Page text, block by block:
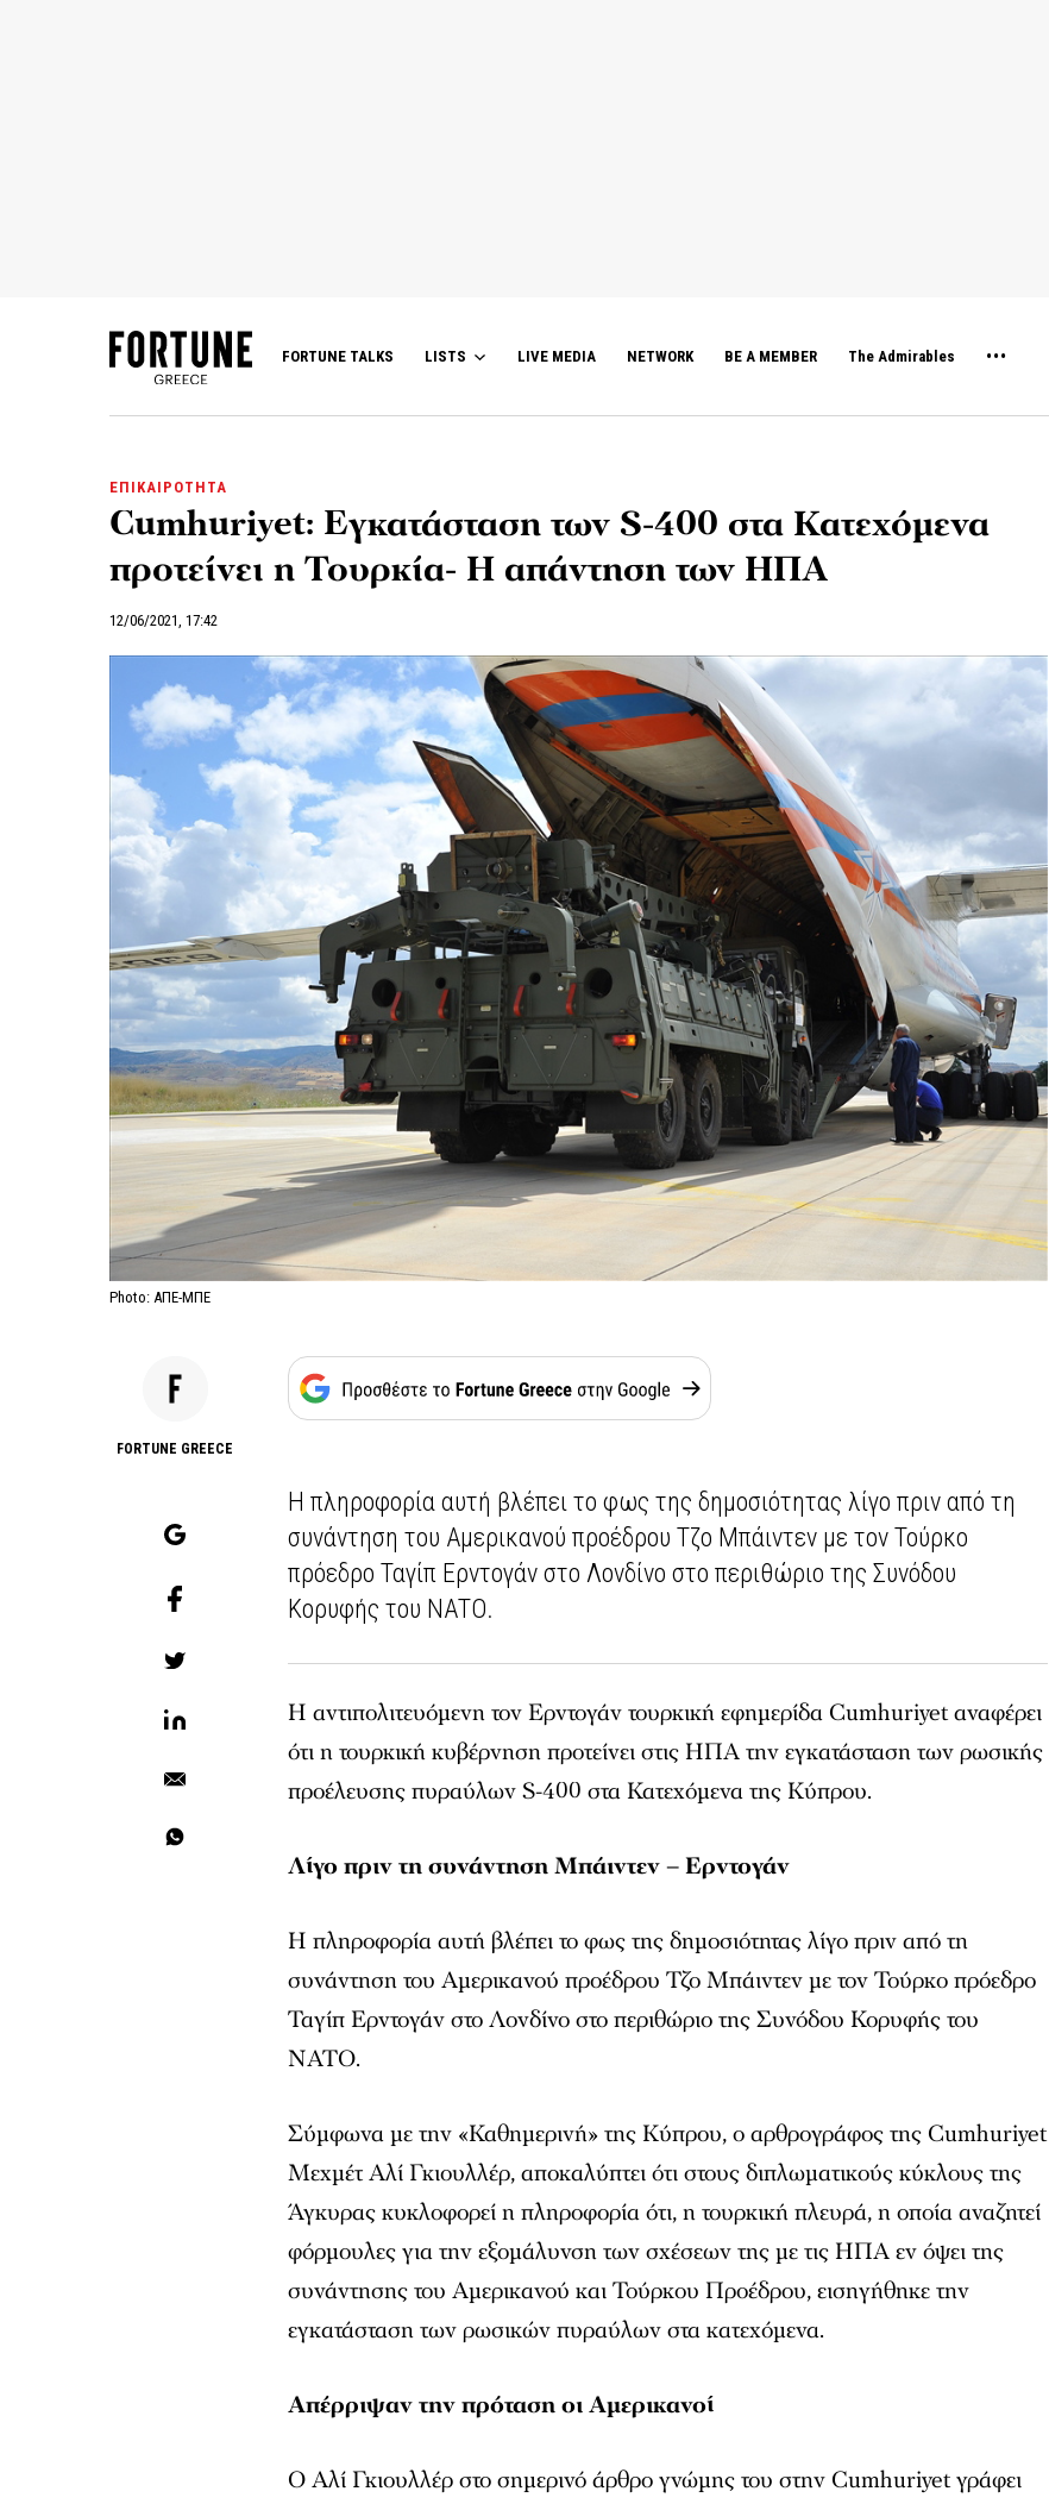
FORTUNE TALKS LISTS LIVE MEDIA NETWORK BE A MEMBER The Admirables
ΕΠΙΚΑΙΡΟΤΗΤΑ
Cumhuriyet: Εγκατάσταση των S-400 στα Κατεχόμενα
προτείνει η Τουρκία- Η απάντηση των ΗΠΑ
12/06/2021, 17:42
Photo: ΑΠΕ-ΜΠΕ
FORTUNE GREECE
Η πληροφορία αυτή βλέπει το φως της δημοσιότητας λίγο πριν από τη
συνάντηση του Αμερικανού προέδρου Τζο Μπάιντεν με τον Τούρκο
πρόεδρο Ταγίπ Ερντογάν στο Λονδίνο στο περιθώριο της Συνόδου
Κορυφής του ΝΑΤΟ.
Η αντιπολιτευόμενη τον Ερντογάν τουρκική εφημερίδα Cumhuriyet αναφέρει
ότι η τουρκική κυβέρνηση προτείνει στις ΗΠΑ την εγκατάσταση των ρωσικής
προέλευσης πυραύλων S-400 στα Κατεχόμενα της Κύπρου.
Λίγο πριν τη συνάντηση Μπάιντεν – Ερντογάν
Η πληροφορία αυτή βλέπει το φως της δημοσιότητας λίγο πριν από τη
συνάντηση του Αμερικανού προέδρου Τζο Μπάιντεν με τον Τούρκο πρόεδρο
Ταγίπ Ερντογάν στο Λονδίνο στο περιθώριο της Συνόδου Κορυφής του
ΝΑΤΟ.
Σύμφωνα με την «Καθημερινή» της Κύπρου, ο αρθρογράφος της Cumhuriyet
Μεχμέτ Αλί Γκιουλλέρ, αποκαλύπτει ότι στους διπλωματικούς κύκλους της
Άγκυρας κυκλοφορεί η πληροφορία ότι, η τουρκική πλευρά, η οποία αναζητεί
φόρμουλες για την εξομάλυνση των σχέσεων της με τις ΗΠΑ εν όψει της
συνάντησης του Αμερικανού και Τούρκου Προέδρου, εισηγήθηκε την
εγκατάσταση των ρωσικών πυραύλων στα κατεχόμενα.
Απέρριψαν την πρόταση οι Αμερικανοί
Ο Αλί Γκιουλλέρ στο σημερινό άρθρο γνώμης του στην Cumhuriyet γράφει